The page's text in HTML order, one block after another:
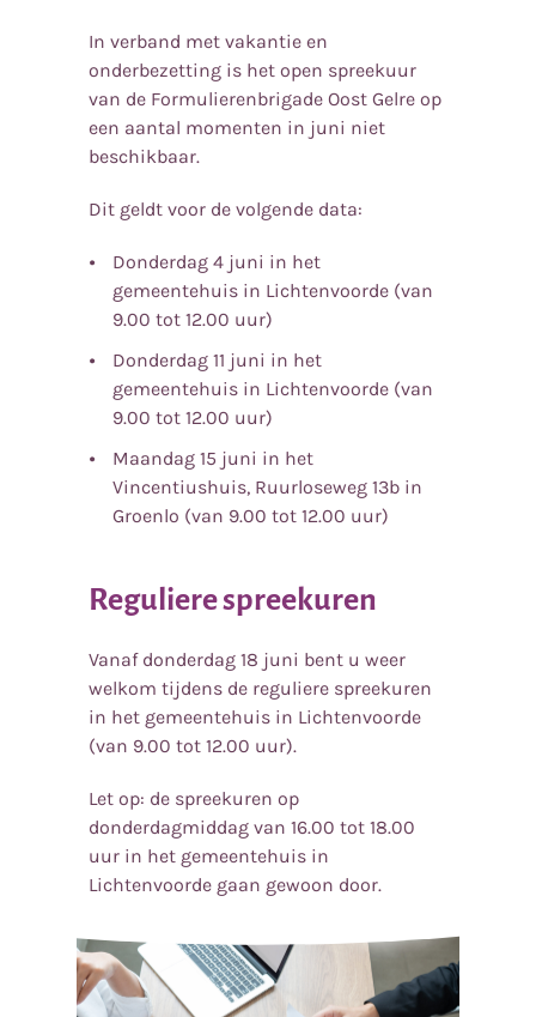
In verband met vakantie en
onderbezetting is het open spreekuur
van de Formulierenbrigade Oost Gelre op
een aantal momenten in juni niet
beschikbaar.
Dit geldt voor de volgende data:
Donderdag 4 juni in het
gemeentehuis in Lichtenvoorde (van
9.00 tot 12.00 uur)
Donderdag 11 juni in het
gemeentehuis in Lichtenvoorde (van
9.00 tot 12.00 uur)
Maandag 15 juni in het
Vincentiushuis, Ruurloseweg 13b in
Groenlo (van 9.00 tot 12.00 uur)
Reguliere spreekuren
Vanaf donderdag 18 juni bent u weer
welkom tijdens de reguliere spreekuren
in het gemeentehuis in Lichtenvoorde
(van 9.00 tot 12.00 uur).
Let op: de spreekuren op
donderdagmiddag van 16.00 tot 18.00
uur in het gemeentehuis in
Lichtenvoorde gaan gewoon door.